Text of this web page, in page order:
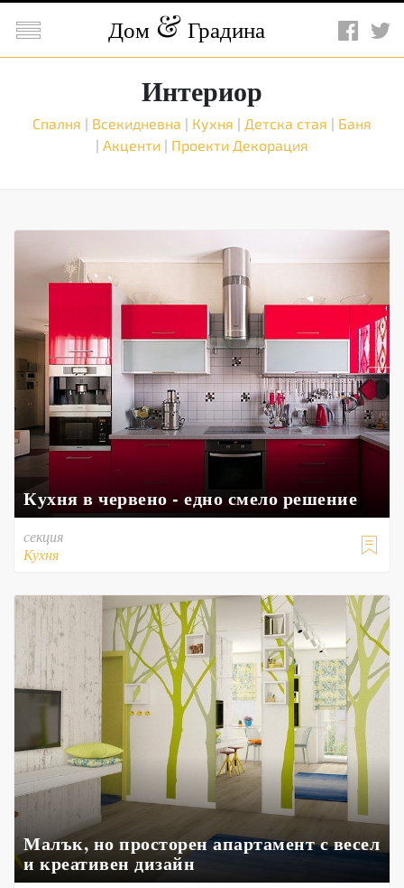
 Дом Градина
Интериор
Спалня | Всекидневна | Кухня | Детска стая | Баня
| Акценти | Проекти Декорация
Кухня в червено - едно смело решение

секция
Кухня
Малък, но просторен апартамент с весел
и креативен дизайн